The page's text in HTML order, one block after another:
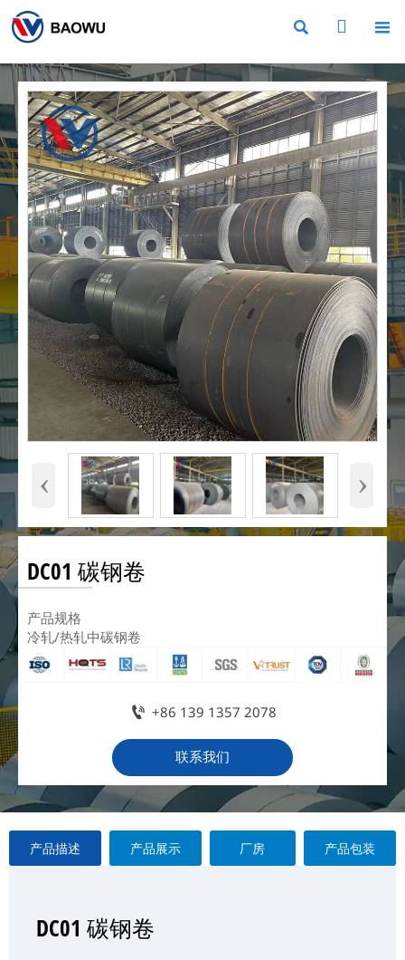
  
‹ ›
DC01 碳钢卷
产品规格
冷轧/热轧中碳钢卷
 +86 139 1357 2078
联系我们
产品描述 产品展示 厂房 产品包装
DC01 碳钢卷
DC01 碳钢卷
DC01 碳钢卷
DC01 碳钢卷